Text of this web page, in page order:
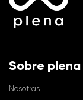
Sobre plena
Nosotras